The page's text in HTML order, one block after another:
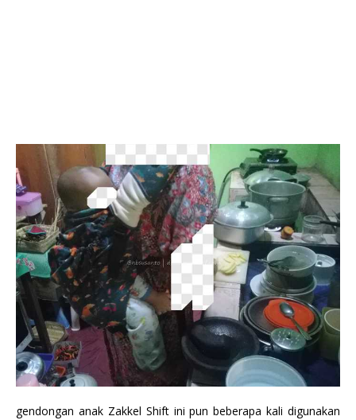
gendongan anak Zakkel Shift ini pun beberapa kali digunakan